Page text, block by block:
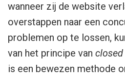
wanneer zij de website
overstappen naar een
problemen op te lossen,
van het principe van
is een bewezen methode